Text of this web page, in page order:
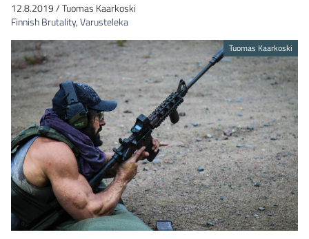
12.8.2019/Tuomas Kaarkoski
Finnish Brutality,Varusteleka
Tuomas Kaarkoski